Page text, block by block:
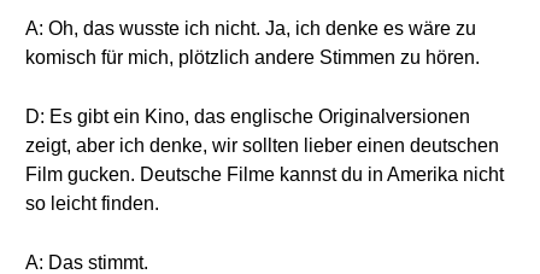
A: Oh, das wusste ich nicht. Ja, ich denke es wäre zu
komisch für mich, plötzlich andere Stimmen zu hören.
D: Es gibt ein Kino, das englische Originalversionen
zeigt, aber ich denke, wir sollten lieber einen deutschen
Film gucken. Deutsche Filme kannst du in Amerika nicht
so leicht finden.
A: Das stimmt.